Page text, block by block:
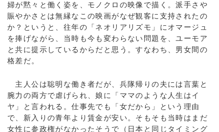
婦が黙々と働く姿を、モノクロの映像で描く。派手さや
賑やかさとは無縁なこの映画がなぜ観客に支持されたの
か？というと、往年の「ネオリアリズモ」にオマージュ
を捧げながら、当時も今も変わらない問題を、ユーモア
と共に提示しているからだと思う。すなわち、男女間の
格差だ。
主人公は聡明な働き者だが、兵隊帰りの夫には言葉と
腕力の両方で虐げられ、娘に「ママのような人生はイ
ヤ」と言われる。仕事先でも「女だから」という理由
で、新入りの青年より賃金が安い。そもそも当時はまだ
女性に参政権がなかったそうで（日本と同じタイミング